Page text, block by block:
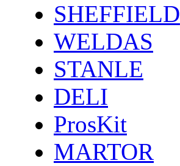
SHEFFIELD
WELDAS
STANLE
DELI
ProsKit
MARTOR